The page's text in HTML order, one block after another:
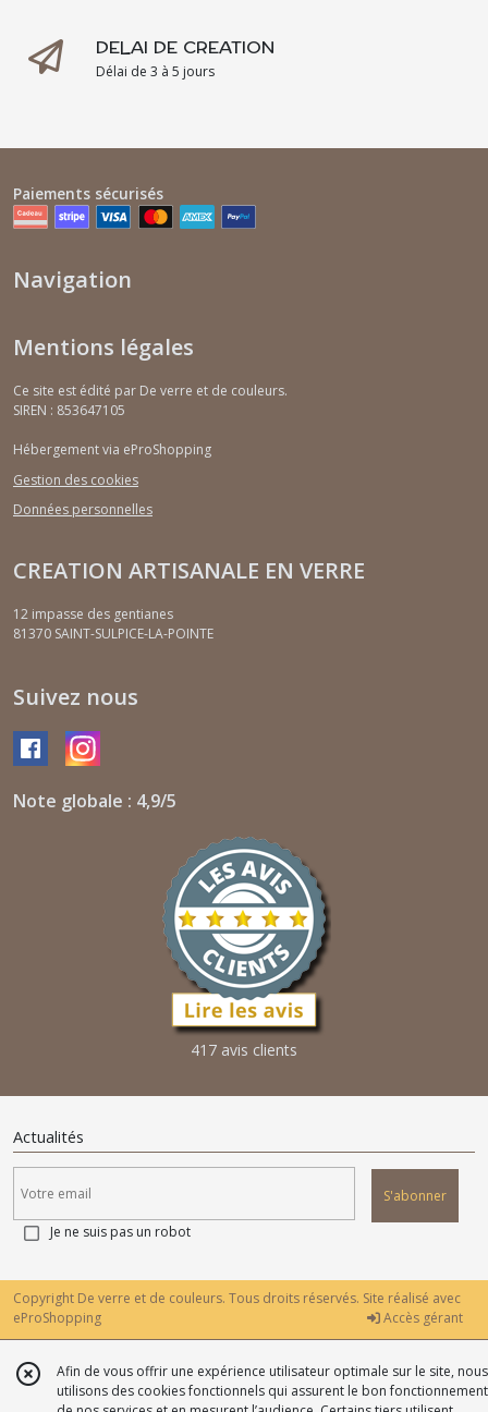
DELAI DE CREATION
Délai de 3 à 5 jours
Paiements sécurisés
Navigation
Mentions légales
Ce site est édité par De verre et de couleurs.
SIREN : 853647105
Hébergement via eProShopping
Gestion des cookies
Données personnelles
CREATION ARTISANALE EN VERRE
12 impasse des gentianes
81370 SAINT-SULPICE-LA-POINTE
Suivez nous
Note globale : 4,9/5
417 avis clients
Actualités
S'abonner
Je ne suis pas un robot
Copyright De verre et de couleurs. Tous droits réservés. Site réalisé avec
eProShopping
Accès gérant
Afin de vous offrir une expérience utilisateur optimale sur le site, nous
utilisons des cookies fonctionnels qui assurent le bon fonctionnement